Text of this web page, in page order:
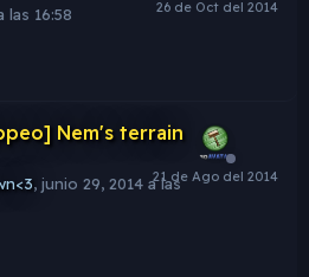
las 16:58
Nem's terrain
, junio 29, 2014 a las